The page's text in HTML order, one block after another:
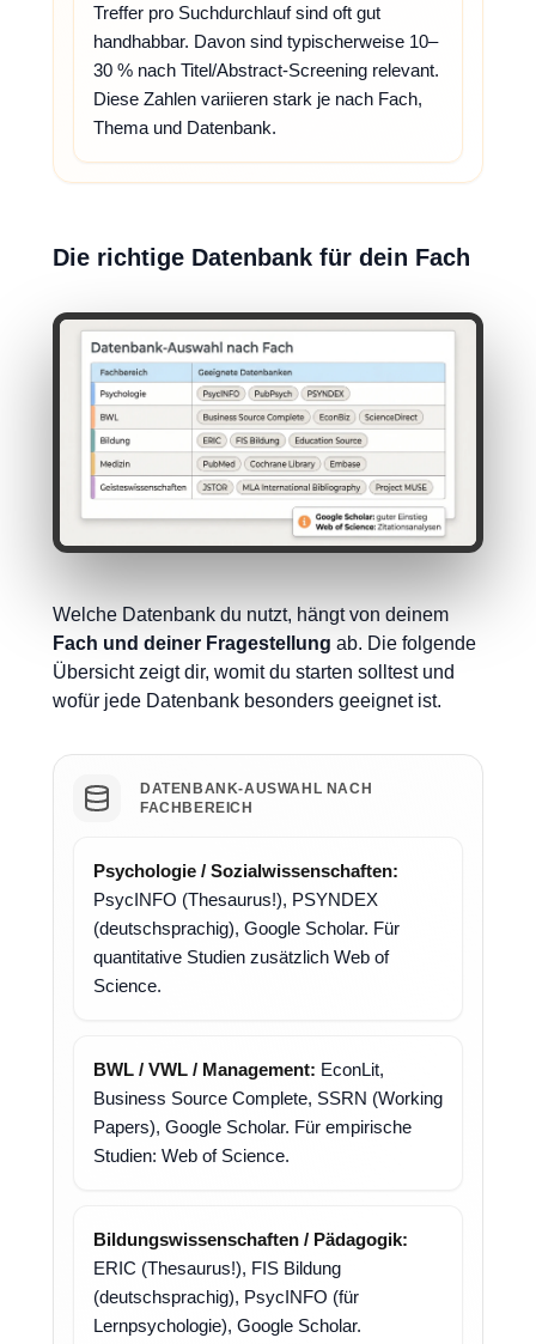
Treffer pro Suchdurchlauf sind oft gut
handhabbar. Davon sind typischerweise 10–
30 % nach Titel/Abstract-Screening relevant.
Diese Zahlen variieren stark je nach Fach,
Thema und Datenbank.
Die richtige Datenbank für dein Fach
Welche Datenbank du nutzt, hängt von deinem
Fach und deiner Fragestellung ab. Die folgende
Übersicht zeigt dir, womit du starten solltest und
wofür jede Datenbank besonders geeignet ist.
DATENBANK-AUSWAHL NACH
FACHBEREICH
Psychologie / Sozialwissenschaften:
PsycINFO (Thesaurus!), PSYNDEX
(deutschsprachig), Google Scholar. Für
quantitative Studien zusätzlich Web of
Science.
BWL / VWL / Management: EconLit,
Business Source Complete, SSRN (Working
Papers), Google Scholar. Für empirische
Studien: Web of Science.
Bildungswissenschaften / Pädagogik:
ERIC (Thesaurus!), FIS Bildung
(deutschsprachig), PsycINFO (für
Lernpsychologie), Google Scholar.